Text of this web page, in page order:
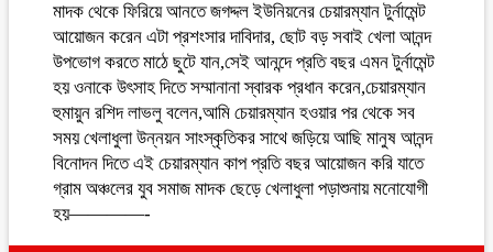
মাদক থেকে ফিরিয়ে আনতে জগদ্দল ইউনিয়নের চেয়ারম্যান টুর্নামেন্ট
আয়োজন করেন এটা প্রশংসার দাবিদার, ছোট বড় সবাই খেলা আনন্দ
উপভোগ করতে মাঠে ছুটে যান,সেই আনন্দে প্রতি বছর এমন টুর্নামেন্ট
হয় ওনাকে উৎসাহ দিতে সম্মানানা স্বারক প্রধান করেন,চেয়ারম্যান
হুমায়ুন রশিদ লাভলু বলেন,আমি চেয়ারম্যান হওয়ার পর থেকে সব
সময় খেলাধুলা উন্নয়ন সাংস্কৃতিকর সাথে জড়িয়ে আছি মানুষ আনন্দ
বিনোদন দিতে এই চেয়ারম্যান কাপ প্রতি বছর আয়োজন করি যাতে
গ্রাম অঞ্চলের যুব সমাজ মাদক ছেড়ে খেলাধুলা পড়াশুনায় মনোযোগী
হয়————-